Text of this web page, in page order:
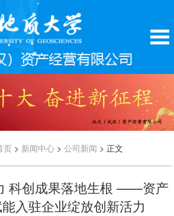
页 > 新闻中心 >公司新闻 > 正文
科创成果落地生根 ——资产
入驻企业绽放创新活力